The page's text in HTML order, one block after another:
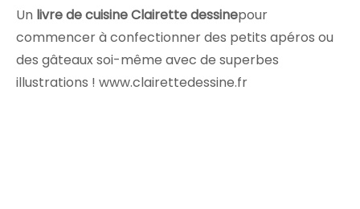
Un livre de cuisine Clairette dessinepour
commencer à confectionner des petits apéros ou
des gâteaux soi-même avec de superbes
illustrations ! www.clairettedessine.fr